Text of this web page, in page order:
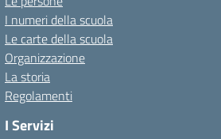
I numeri della scuola
Le carte della scuola
Organizzazione
La storia
Regolamenti
I Servizi